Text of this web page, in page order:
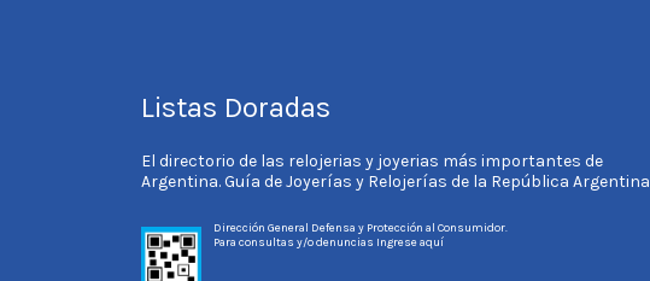
Listas Doradas
El directorio de las relojerias y joyerias más importantes de
Argentina. Guía de Joyerías y Relojerías de la República Argentina
Dirección General Defensa y Protección al Consumidor.
Para consultas y/o denuncias Ingrese aquí